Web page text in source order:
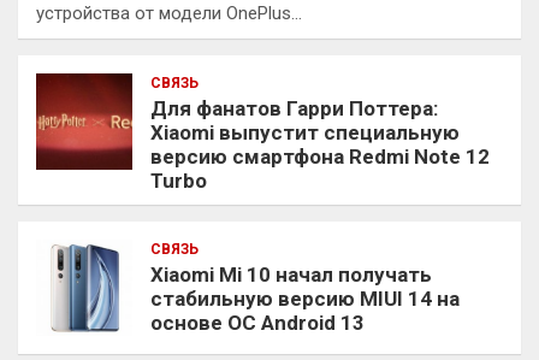
устройства от модели OnePlus…
СВЯЗЬ
Для фанатов Гарри Поттера:
Xiaomi выпустит специальную
версию смартфона Redmi Note 12
Turbo
СВЯЗЬ
Xiaomi Mi 10 начал получать
стабильную версию MIUI 14 на
основе ОС Android 13